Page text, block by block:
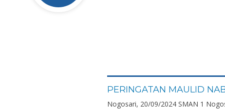
PERINGATAN MAULID
Nogosari, 20/09/2024 SMAN 1